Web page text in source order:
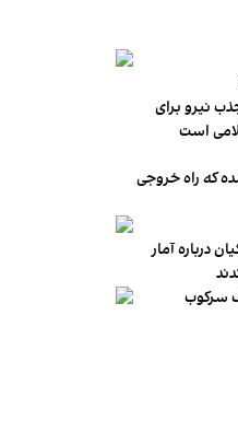
نیرو برای
است
که راه خروجی
درباره آمار
سرکوب